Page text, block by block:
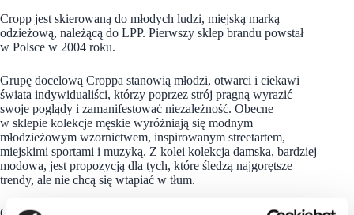
Cropp jest skierowaną do młodych ludzi, miejską marką
odzieżową, należącą do LPP. Pierwszy sklep brandu powstał
w Polsce w 2004 roku.
Grupę docelową Croppa stanowią młodzi, otwarci i ciekawi
świata indywidualiści, którzy poprzez strój pragną wyrazić
swoje poglądy i zamanifestować niezależność. Obecne
w sklepie kolekcje męskie wyróżniają się modnym
młodzieżowym wzornictwem, inspirowanym streetartem,
miejskimi sportami i muzyką. Z kolei kolekcja damska, bardziej
modowa, jest propozycją dla tych, które śledzą najgorętsze
trendy, ale nie chcą się wtapiać w tłum.